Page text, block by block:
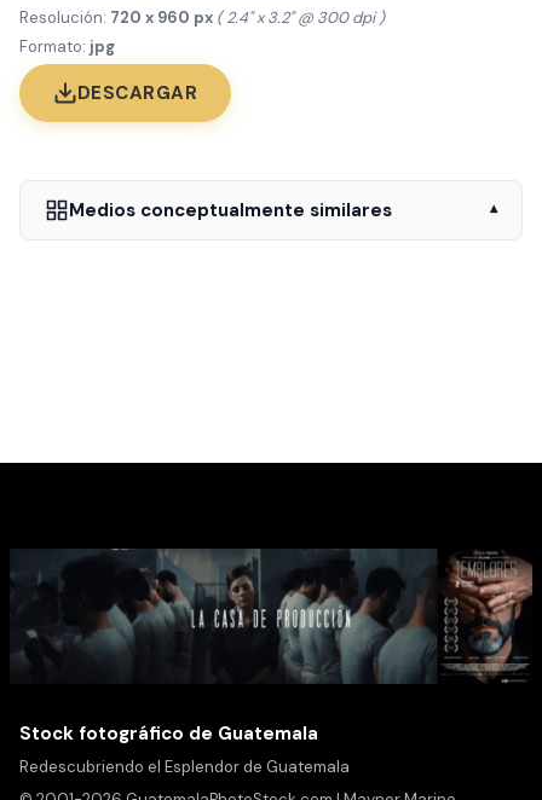
Resolución: 720 x 960 px ( 2.4" x 3.2" @ 300 dpi )
Formato: jpg
DESCARGAR
Medios conceptualmente similares ▾
Stock fotográfico de Guatemala
Redescubriendo el Esplendor de Guatemala